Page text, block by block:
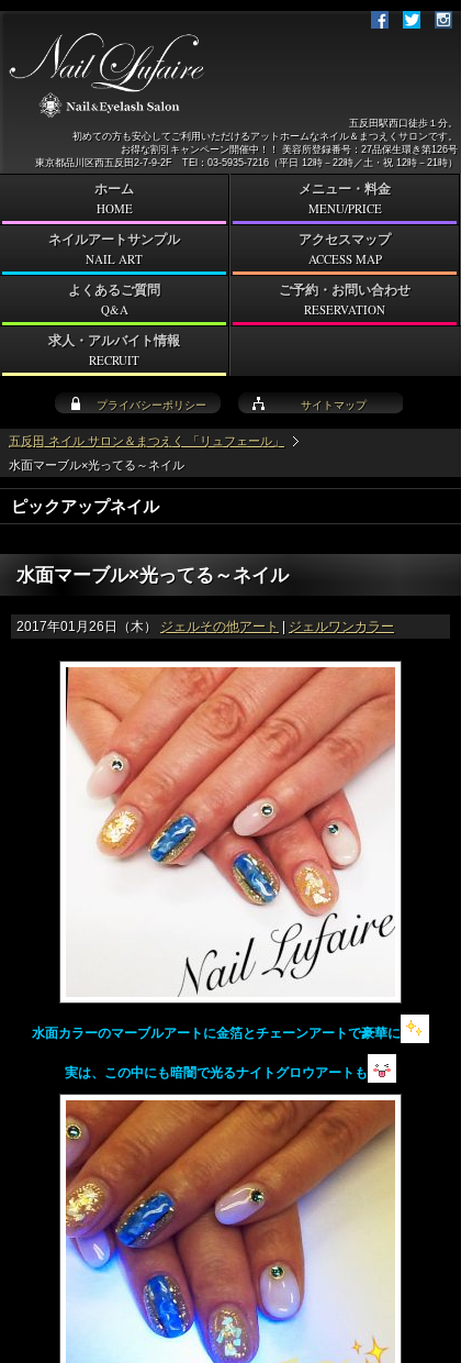
五反田 ネイル サロン＆まつえく 「リュフェール」
水面マーブル×光ってる～ネイル
ピックアップネイル
水面マーブル×光ってる～ネイル
2017年01月26日（木） ジェルその他アート | ジェルワンカラー
水面カラーのマーブルアートに金箔とチェーンアートで豪華に
実は、この中にも暗闇で光るナイトグロウアートも
プライバシーポリシー サイトマップ
五反田駅西口徒歩１分。
初めての方も安心してご利用いただけるアットホームなネイル＆まつえくサロンです。
お得な割引キャンペーン開催中！！ 美容所登録番号：27品保生環き第126号
東京都品川区西五反田2-7-9-2F TEl：03-5935-7216（平日 12時－22時／土・祝 12時－21時）
ホーム
HOME
メニュー・料金
MENU/PRICE
ネイルアートサンプル
NAIL ART
アクセスマップ
ACCESS MAP
よくあるご質問
Q&A
ご予約・お問い合わせ
RESERVATION
求人・アルバイト情報
RECRUIT